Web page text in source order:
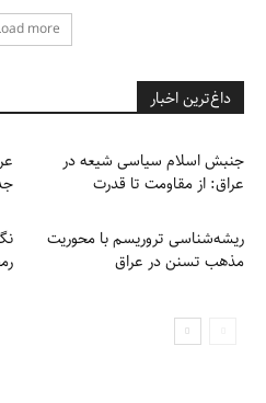
more
داغ‌ترین اخبار
جنبش اسلام سیاسی شیعه در
عراق: از مقاومت تا قدرت
ریشه‌شناسی تروریسم با محوریت
مذهب تسنن در عراق